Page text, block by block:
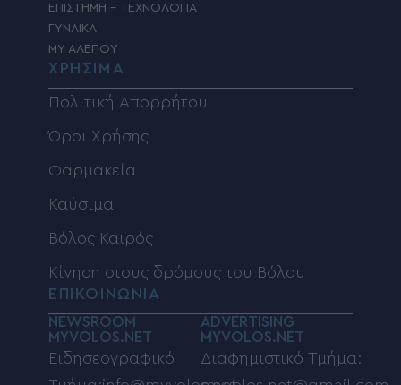
ΕΠΙΣΤΗΜΗ – ΤΕΧΝΟΛΟΓΙΑ
ΓΥΝΑΙΚΑ
MY ΑΛΕΠΟΥ
ΧΡΗΣΙΜΑ
Πολιτική Απορρήτου
Όροι Χρήσης
Φαρμακεία
Καύσιμα
Βόλος Καιρός
Κίνηση στους δρόμους του Βόλου
ΕΠΙΚΟΙΝΩΝΙΑ
NEWSROOM
MYVOLOS.NET
Ειδησεογραφικό
ADVERTISING
MYVOLOS.NET
Διαφημιστικό Τμήμα: